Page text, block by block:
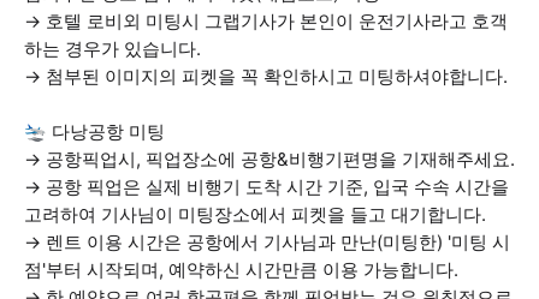
→ 호텔 로비외 미팅시 그랩기사가 본인이 운전기사라고 호객
하는 경우가 있습니다.
→ 첨부된 이미지의 피켓을 꼭 확인하시고 미팅하셔야합니다.
🛬 다낭공항 미팅
→ 공항픽업시, 픽업장소에 공항&비행기편명을 기재해주세요.
→ 공항 픽업은 실제 비행기 도착 시간 기준, 입국 수속 시간을
고려하여 기사님이 미팅장소에서 피켓을 들고 대기합니다.
→ 렌트 이용 시간은 공항에서 기사님과 만난(미팅한) '미팅 시
점'부터 시작되며, 예약하신 시간만큼 이용 가능합니다.